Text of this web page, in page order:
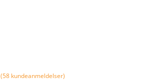
(58kundeanmeldelser)